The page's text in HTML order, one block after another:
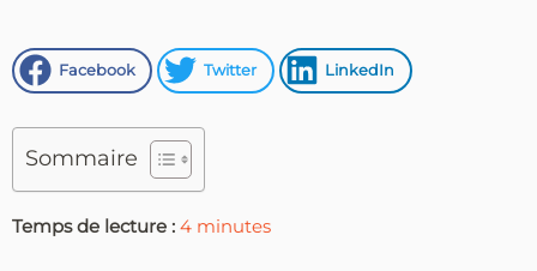
Facebook Twitter LinkedIn
Sommaire
Temps de lecture : 4 minutes